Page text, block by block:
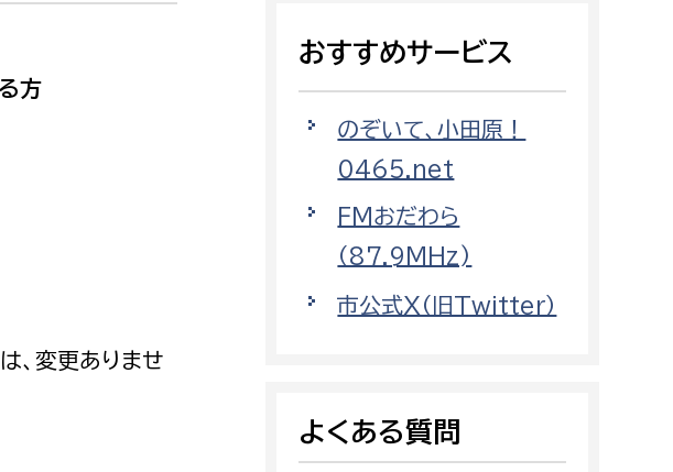
消防総務課
予防課
警防計画課
情報司令課
警防第2課
方
、変更ありませ
おすすめサービス
のぞいて、小田原！
0465.net
FMおだわら
（87.9MHz)
市公式X（旧Twitter）
よくある質問